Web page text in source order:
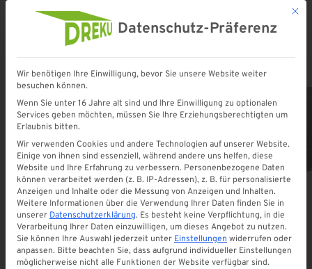
Startseite»Shop»PREMIUM Stegplatte Polycarbonat | 6 mm KLAR | Lexan® Thermoclear
Mit
Datenschutz-Präferenz
Wir benötigen Ihre Einwilligung, bevor Sie unsere Website weiter
besuchen können.
Wenn Sie unter 16 Jahre alt sind und Ihre Einwilligung zu optionalen
Services geben möchten, müssen Sie Ihre Erziehungsberechtigten um
Erlaubnis bitten.
Wir verwenden Cookies und andere Technologien auf unserer Website.
Einige von ihnen sind essenziell, während andere uns helfen, diese
Website und Ihre Erfahrung zu verbessern. Personenbezogene Daten
können verarbeitet werden (z. B. IP-Adressen), z. B. für personalisierte
Anzeigen und Inhalte oder die Messung von Anzeigen und Inhalten.
Weitere Informationen über die Verwendung Ihrer Daten finden Sie in
unserer Datenschutzerklärung. Es besteht keine Verpflichtung, in die
Verarbeitung Ihrer Daten einzuwilligen, um dieses Angebot zu nutzen.
Sie können Ihre Auswahl jederzeit unter Einstellungen widerrufen oder
anpassen. Bitte beachten Sie, dass aufgrund individueller Einstellungen
möglicherweise nicht alle Funktionen der Website verfügbar sind.